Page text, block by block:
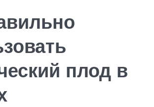
плод в